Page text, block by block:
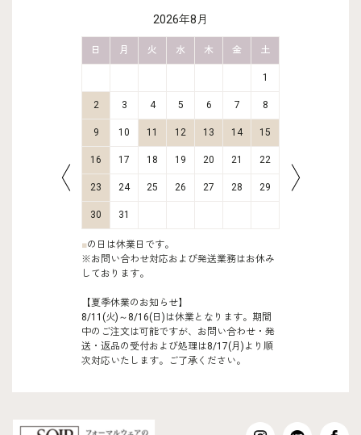
2026年8月
日 月 火 水 木 金 土
1
2 3 4 5 6 7 8
9 10 11 12 13 14 15
16 17 18 19 20 21 22
23 24 25 26 27 28 29
30 31
■の日は休業日です。
※お問い合わせ対応および発送業務はお休み
しております。
【夏季休業のお知らせ】
8/11(火)～8/16(日)は休業となります。期間
中のご注文は可能ですが、お問い合わせ・発
送・返品の受付および処理は8/17(月)より順
次対応いたします。ご了承ください。